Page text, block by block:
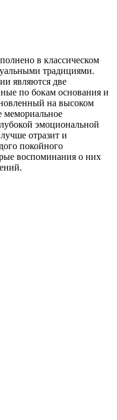
в классическом
традициями.
являются две
по бокам основания и
на высоком
мемориальное
эмоциональной
отразит и
покойного
воспоминания о них